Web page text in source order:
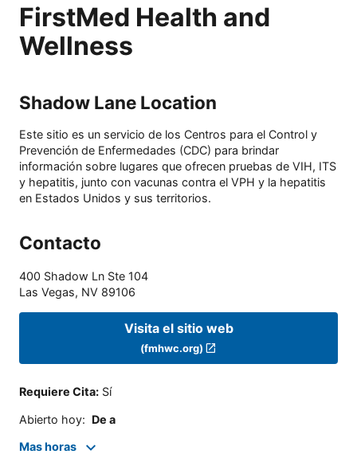
FirstMed Health and
Wellness
Shadow Lane Location
Este sitio es un servicio de los Centros para el Control y
Prevención de Enfermedades (CDC) para brindar
información sobre lugares que ofrecen pruebas de VIH, ITS
y hepatitis, junto con vacunas contra el VPH y la hepatitis
en Estados Unidos y sus territorios.
Contacto
400 Shadow Ln Ste 104
Las Vegas, NV 89106
Visita el sitio web
(fmhwc.org)
Requiere Cita: Sí
Abierto hoy: De a
Mas horas